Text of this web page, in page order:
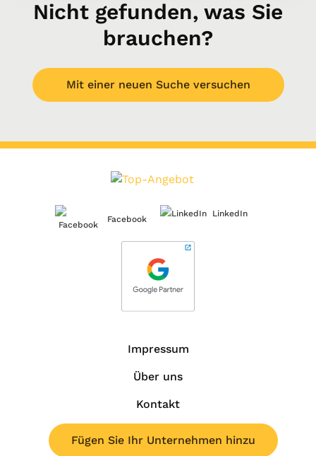
Nicht gefunden, was Sie
brauchen?
Mit einer neuen Suche versuchen
Facebook
LinkedIn
Impressum
Über uns
Kontakt
Fügen Sie Ihr Unternehmen hinzu